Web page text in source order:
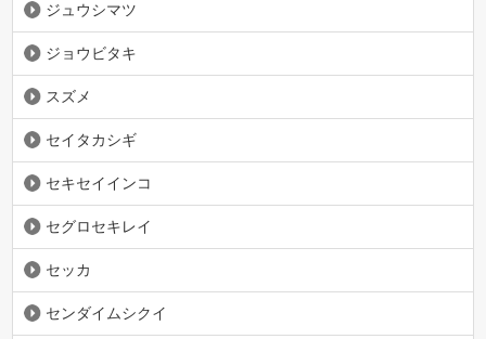
ジュウシマツ
ジョウビタキ
スズメ
セイタカシギ
セキセイインコ
セグロセキレイ
セッカ
センダイムシクイ